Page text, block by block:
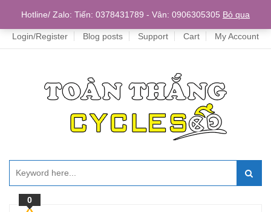
Home
Login/Register Blog posts Support Cart My Account
0
Hotline/ Zalo: Tiến: 0378431789 - Vân: 0906305305 Bỏ qua